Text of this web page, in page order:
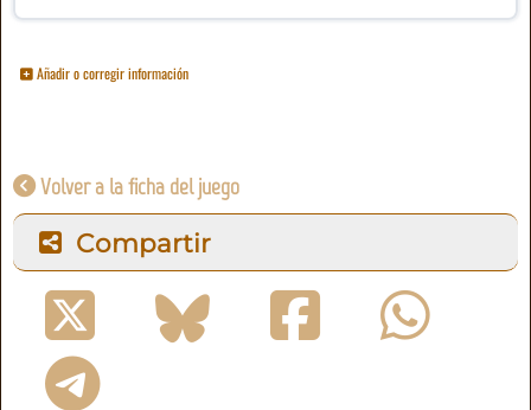
Añadir o corregir información
Volver a la ficha del juego
Compartir